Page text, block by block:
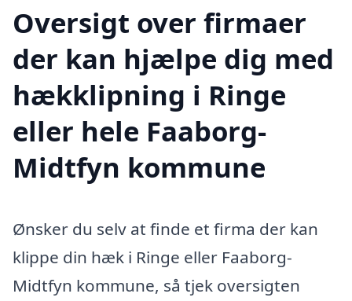
Oversigt over firmaer
der kan hjælpe dig med
hækklipning i Ringe
eller hele Faaborg-
Midtfyn kommune
Ønsker du selv at finde et firma der kan
klippe din hæk i Ringe eller Faaborg-
Midtfyn kommune, så tjek oversigten